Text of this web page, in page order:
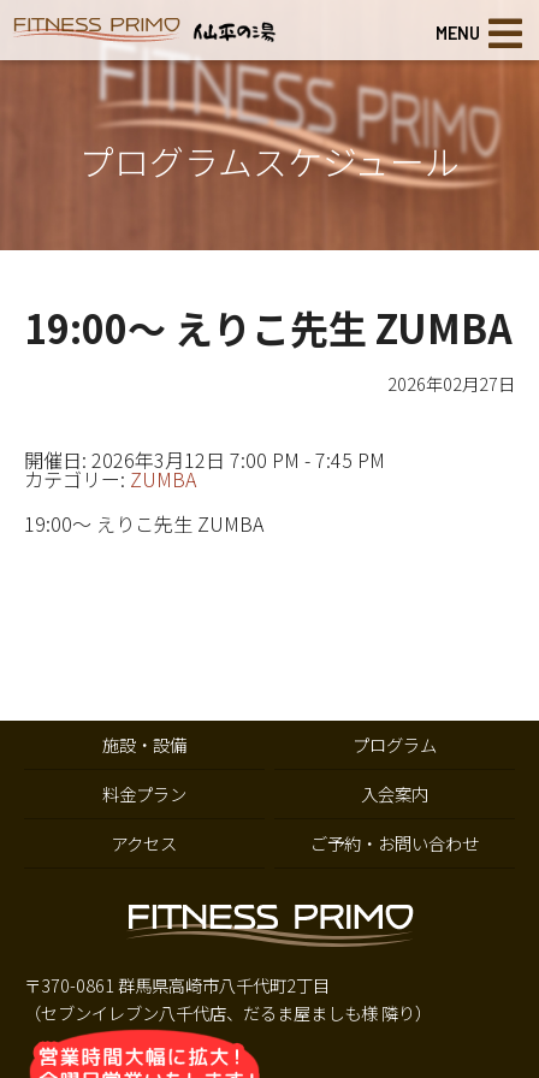
MENU
プログラムスケジュール
19:00～ えりこ先生 ZUMBA
2026年02月27日
開催日: 2026年3月12日 7:00 PM - 7:45 PM
カテゴリー: ZUMBA
19:00～ えりこ先生 ZUMBA
施設・設備
プログラム
料金プラン
入会案内
アクセス
ご予約・お問い合わせ
〒370-0861 群馬県高崎市八千代町2丁目
（セブンイレブン八千代店、だるま屋ましも様 隣り）